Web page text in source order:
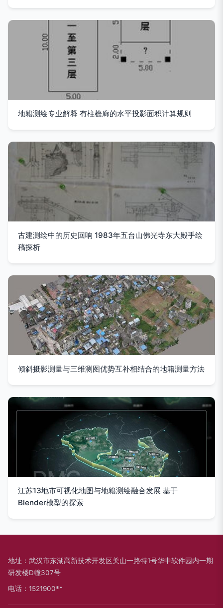
地籍测绘专业解释 有柱檐廊的水平投影面积计算规则
古建测绘中的历史回响 1983年五台山佛光寺东大殿手绘
稿探析
倾斜摄影测量与三维测图优势互补相结合的地籍测量方法
江苏13地市可视化地图与地籍测绘融合发展 基于
Blender模型的探索
地址：武汉市东湖高新技术开发区关山一路特1号华中软件园内一期
研发楼D幢307号
电话：1521900**